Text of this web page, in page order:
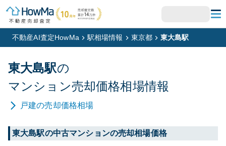
不動産AI査定HowMa 駅相場情報 東京都 東大島駅
東大島駅の
マンション売却価格相場情報
戸建の売却価格相場
東大島駅の中古マンションの売却相場価格